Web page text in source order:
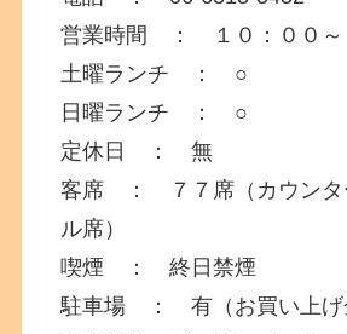
営業時間 ： １０：００～
土曜ランチ ： ○
日曜ランチ ： ○
定休日 ： 無
客席 ： ７７席（カウンタ
ル席）
喫煙 ： 終日禁煙
駐車場 ： 有（お買い上げ